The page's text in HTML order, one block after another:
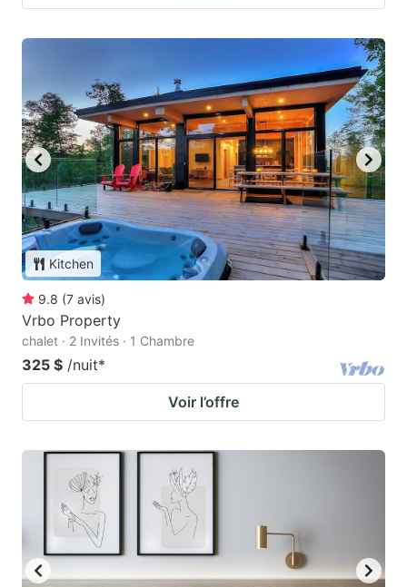
Kitchen
9.8 (7 avis)
Vrbo Property
chalet · 2 Invités · 1 Chambre
325 $ /nuit*
Voir l’offre